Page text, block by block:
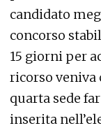
candidato
concorso
15 giorni per
ricorso veniva
quarta sede
inserita